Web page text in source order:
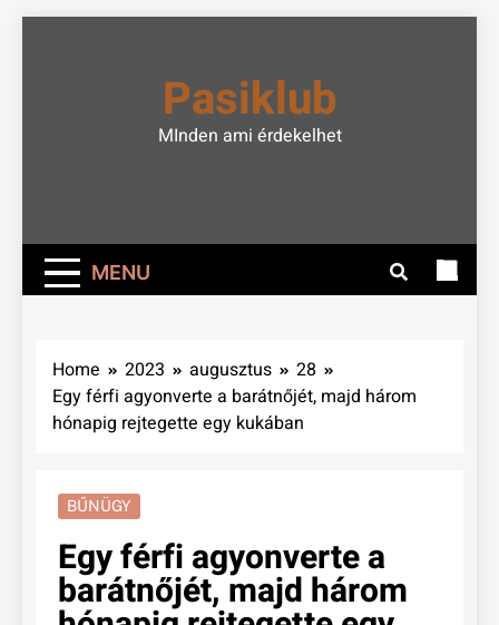
Pasiklub
MInden ami érdekelhet
MENU
Home 2023 augusztus
28
Egy férfi agyonverte a barátnőjét, majd három
hónapig rejtegette egy kukában
BŰNÜGY
Egy férfi agyonverte a
barátnőjét, majd három